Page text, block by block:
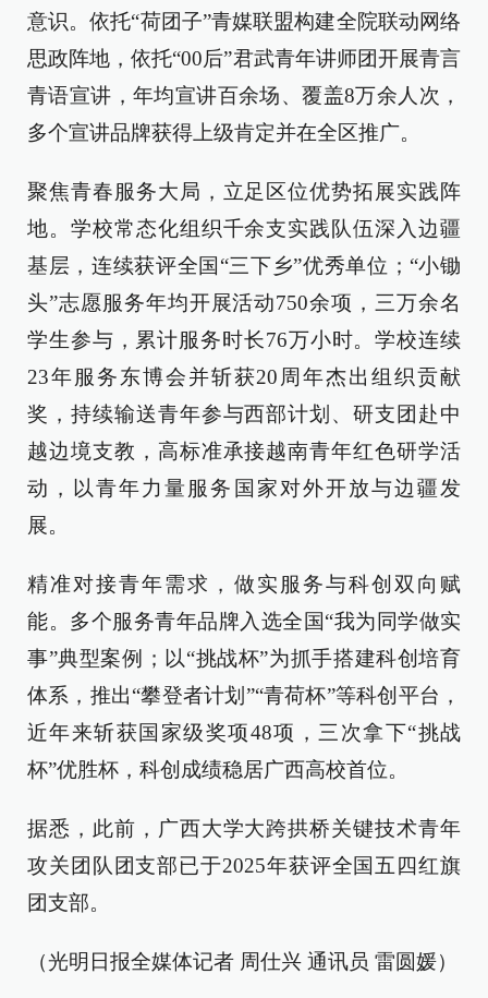
意识。依托“荷团子”青媒联盟构建全院联动网络
思政阵地，依托“00后”君武青年讲师团开展青言
青语宣讲，年均宣讲百余场、覆盖8万余人次，
多个宣讲品牌获得上级肯定并在全区推广。
聚焦青春服务大局，立足区位优势拓展实践阵
地。学校常态化组织千余支实践队伍深入边疆
基层，连续获评全国“三下乡”优秀单位；“小锄
头”志愿服务年均开展活动750余项，三万余名
学生参与，累计服务时长76万小时。学校连续
23年服务东博会并斩获20周年杰出组织贡献
奖，持续输送青年参与西部计划、研支团赴中
越边境支教，高标准承接越南青年红色研学活
动，以青年力量服务国家对外开放与边疆发
展。
精准对接青年需求，做实服务与科创双向赋
能。多个服务青年品牌入选全国“我为同学做实
事”典型案例；以“挑战杯”为抓手搭建科创培育
体系，推出“攀登者计划”“青荷杯”等科创平台，
近年来斩获国家级奖项48项，三次拿下“挑战
杯”优胜杯，科创成绩稳居广西高校首位。
据悉，此前，广西大学大跨拱桥关键技术青年
攻关团队团支部已于2025年获评全国五四红旗
团支部。
（光明日报全媒体记者 周仕兴 通讯员 雷圆媛）